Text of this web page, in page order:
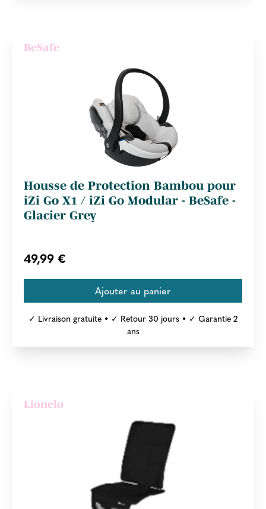
BeSafe
Housse de Protection Bambou pour
iZi Go X1 / iZi Go Modular - BeSafe -
Glacier Grey
49,99 €
✓ Livraison gratuite • ✓ Retour 30 jours • ✓ Garantie 2
ans
Lionelo